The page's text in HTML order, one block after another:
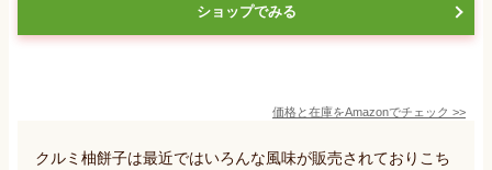
ショップでみる
価格と在庫をAmazonでチェック >>
クルミ柚餅子は最近ではいろんな風味が販売されておりこち